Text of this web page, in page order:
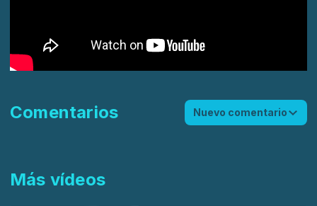
Más vídeos
Comentarios Nuevo comentario